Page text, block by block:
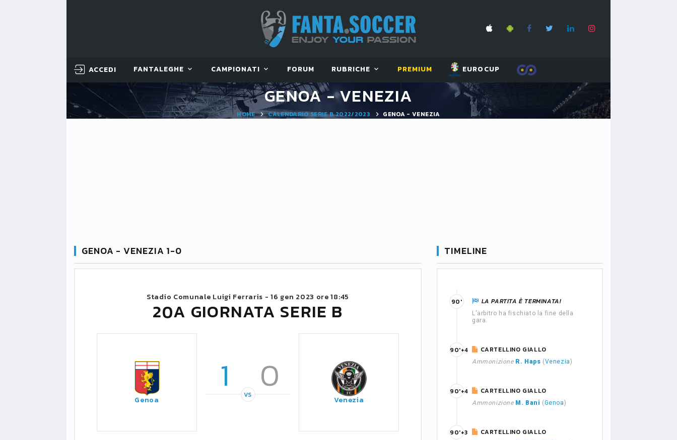
ACCEDI FANTALEGHE CAMPIONATI FORUM RUBRICHE PREMIUM EUROCUP
GENOA - VENEZIA
HOME CALENDARIO SERIE B 2022/2023 GENOA - VENEZIA
GENOA - VENEZIA 1-0
Stadio Comunale Luigi Ferraris -16 gen 2023 ore 18:45
20A GIORNATA SERIE B
Genoa
1 0
VS Venezia
TIMELINE
LA PARTITA È TERMINATA!
L'arbitro ha fischiato la fine della
gara.
90'
CARTELLINO GIALLO
Ammonizione R. Haps (Venezia)
90'+4
CARTELLINO GIALLO
Ammonizione M. Bani (Genoa)
90'+4
CARTELLINO GIALLO
90'+3